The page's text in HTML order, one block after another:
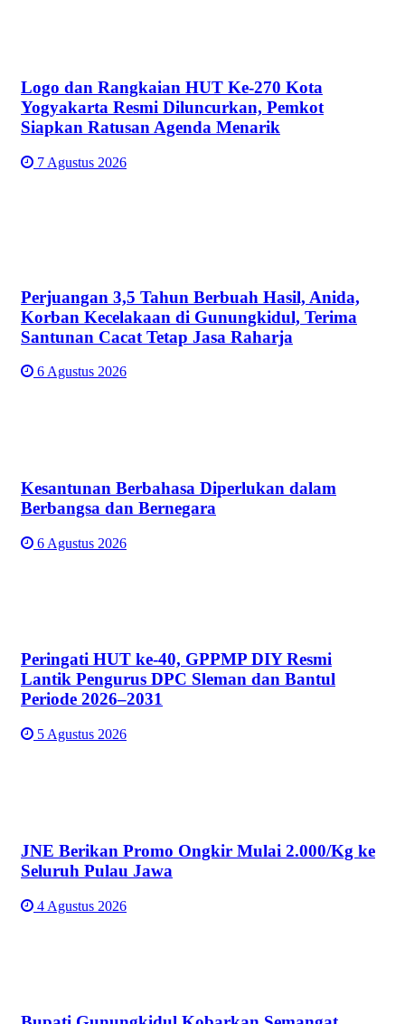
Logo dan Rangkaian HUT Ke-270 Kota
Yogyakarta Resmi Diluncurkan, Pemkot
Siapkan Ratusan Agenda Menarik
7 Agustus 2026
Perjuangan 3,5 Tahun Berbuah Hasil, Anida,
Korban Kecelakaan di Gunungkidul, Terima
Santunan Cacat Tetap Jasa Raharja
6 Agustus 2026
Kesantunan Berbahasa Diperlukan dalam
Berbangsa dan Bernegara
6 Agustus 2026
Peringati HUT ke-40, GPPMP DIY Resmi
Lantik Pengurus DPC Sleman dan Bantul
Periode 2026–2031
5 Agustus 2026
JNE Berikan Promo Ongkir Mulai 2.000/Kg ke
Seluruh Pulau Jawa
4 Agustus 2026